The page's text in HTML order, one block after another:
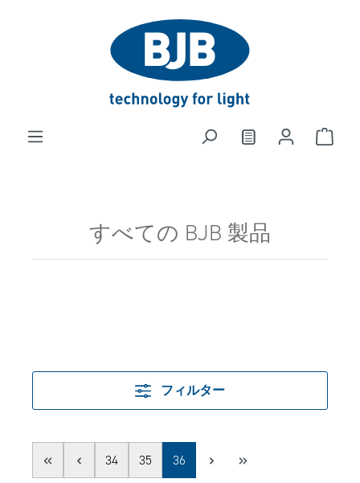
すべての BJB 製品
フィルター
Page
34 Page
35 Page
36